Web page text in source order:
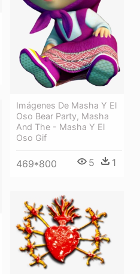
Imágenes De Masha Y El
Oso Bear Party, Masha
And The - Masha Y El
Oso Gif
469*800 5 1